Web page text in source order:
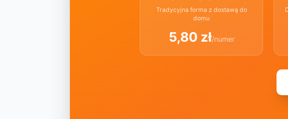
Tradycyjna forma z dostawą do
domu
5,80 zł/numer